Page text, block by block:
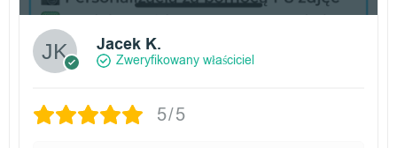
Jacek K.
Zweryfikowany właściciel
5/5